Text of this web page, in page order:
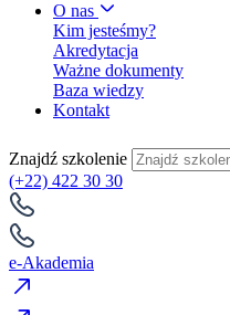
O nas
Kim jesteśmy?
Akredytacja
Ważne dokumenty
Baza wiedzy
Kontakt
Znajdź szkolenie
(+22) 422 30 30
e-Akademia